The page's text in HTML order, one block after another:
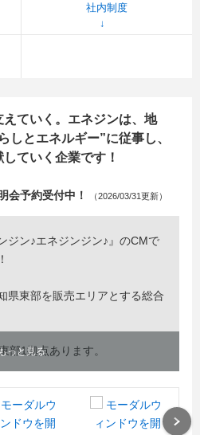
社内制度
えていく。エネジンは、地
しとエネルギー”に従事し、
ていく企業です！
会予約受付中！ （2026/03/31更新）
ジン♪エネジンジン♪』のCMで
県東部を販売エリアとする総合
部1拠点あります。
生活をお守りするため日々業務
っと見る